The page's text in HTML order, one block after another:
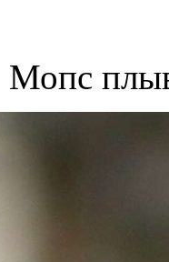
Мопс